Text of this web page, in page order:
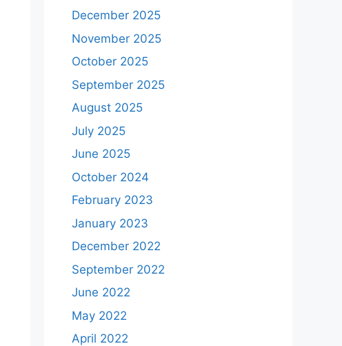
December 2025
November 2025
October 2025
September 2025
August 2025
July 2025
June 2025
October 2024
February 2023
January 2023
December 2022
September 2022
June 2022
May 2022
April 2022